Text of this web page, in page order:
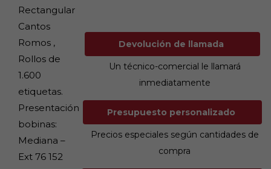
Marcaje
Servicios
Rectangular
Cantos
Romos ,
Rollos de
1.600
etiquetas.
Presentación
bobinas:
Mediana –
Ext 76 152
Devolución de llamada
Un técnico-comercial le llamará
inmediatamente
Presupuesto personalizado
Precios especiales según cantidades de
compra